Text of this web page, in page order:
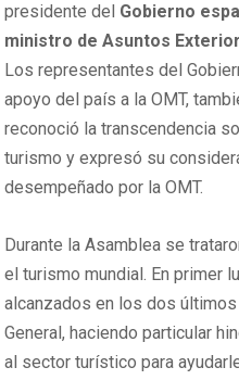
presidente del Gobierno
ministro de Asuntos
Los representantes del
apoyo del país a la OMT,
reconoció la transcendencia
turismo y expresó su
desempeñado por la OMT.
Durante la Asamblea se
el turismo mundial. En primer
alcanzados en los dos
General, haciendo particular
al sector turístico para